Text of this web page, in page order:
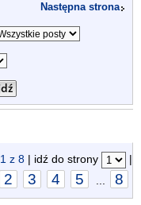
Następna strona
1 z 8 | idź do strony |
2 3 4 5 8